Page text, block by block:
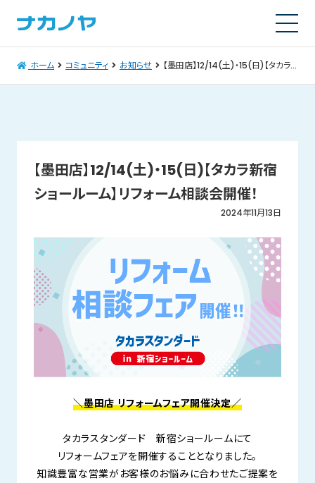
ホーム コミュニティ お知らせ 【墨田店】12/14(土)・15(日)【タカラ新宿ショールーム】リフォーム相談会開催！
【墨田店】12/14(土)・15(日)【タカラ新宿
ショールーム】リフォーム相談会開催！
2024年11月13日
＼墨田店 リフォームフェア開催決定／
タカラスタンダード 新宿ショールームにて
リフォームフェアを開催することとなりました。
知識豊富な営業がお客様のお悩みに合わせたご提案を